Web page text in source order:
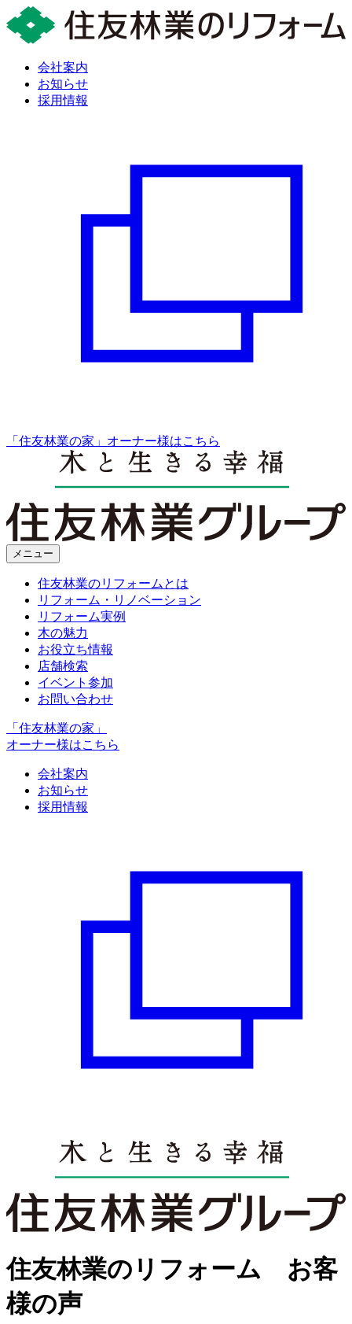
会社案内
お知らせ
採用情報
「住友林業の家」オーナー様はこちら
メニュー
住友林業のリフォームとは
リフォーム・リノベーション
リフォーム実例
木の魅力
お役立ち情報
店舗検索
イベント参加
お問い合わせ
「住友林業の家」
オーナー様はこちら
会社案内
お知らせ
採用情報
住友林業のリフォーム お客
様の声